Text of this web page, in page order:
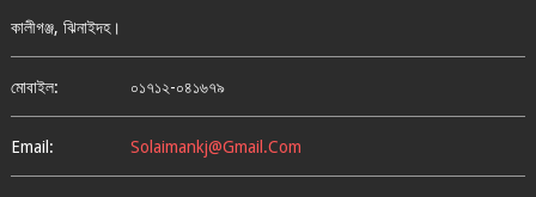
কালীগঞ্জ, ঝিনাইদহ।
মোবাইল: ০১৭১২-০৪১৬৭৯
Email: Solaimankj@gmail.com